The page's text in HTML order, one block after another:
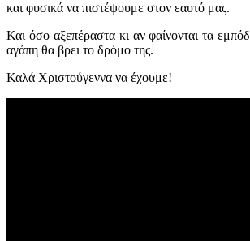
και φυσικά να πιστέψουμε στον εαυτό μας.
Και όσο αξεπέραστα κι αν φαίνονται τα
αγάπη θα βρει το δρόμο της.
Καλά Χριστούγεννα να έχουμε!